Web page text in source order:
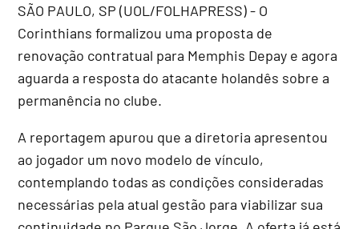
SÃO PAULO, SP (UOL/FOLHAPRESS) - O
Corinthians formalizou uma proposta de
renovação contratual para Memphis Depay e agora
aguarda a resposta do atacante holandês sobre a
permanência no clube.
A reportagem apurou que a diretoria apresentou
ao jogador um novo modelo de vínculo,
contemplando todas as condições consideradas
necessárias pela atual gestão para viabilizar sua